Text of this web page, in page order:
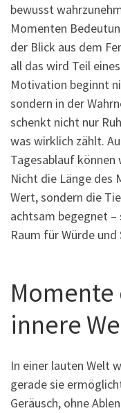
bewusst
Momenten
der Blick aus dem
all das wird Teil
Motivation beginnt
sondern in der
schenkt nicht nur
was wirklich zählt.
Tagesablauf
Nicht die Länge des
Wert, sondern die
achtsam begegnet –
Raum für Würde
innere
In einer lauten Welt
gerade sie
Geräusch, ohne